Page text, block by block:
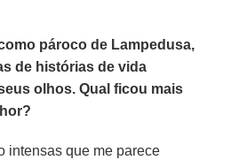
pároco de Lampedusa,
de histórias de vida
olhos. Qual ficou mais
intensas que me parece